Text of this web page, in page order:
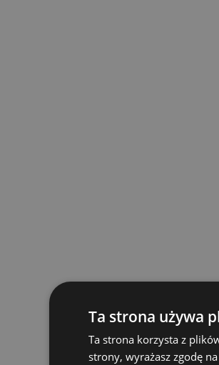
Ta strona używa
Ta strona korzysta z
strony, wyrażasz zgodę